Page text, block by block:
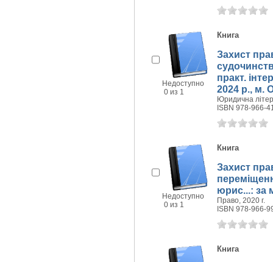
Недоступно
0 из 1
Книга
Захист
практ.
2024 р., м.
Юридична
ISBN 978-966-
Недоступно
0 из 1
Книга
Захист
юрис...: за
Право, 2020 г.
ISBN 978-966-
Книга